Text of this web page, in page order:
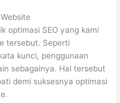
optimasi SEO yang kami
tersebut. Seperti
kunci, penggunaan
sebagainya. Hal tersebut
demi suksesnya optimasi